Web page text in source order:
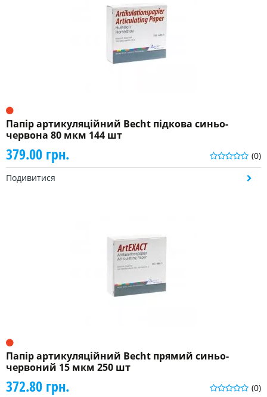
Папір артикуляційний Becht підкова синьо-
червона 80 мкм 144 шт
(0)
379.00 грн.
Подивитися
Папір артикуляційний Becht прямий синьо-
червоний 15 мкм 250 шт
(0)
372.80 грн.